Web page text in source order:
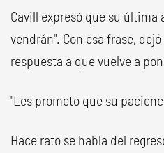
Cavill expresó que su
vendrán". Con esa frase,
respuesta a que vuelve a
"Les prometo que su
Hace rato se habla del